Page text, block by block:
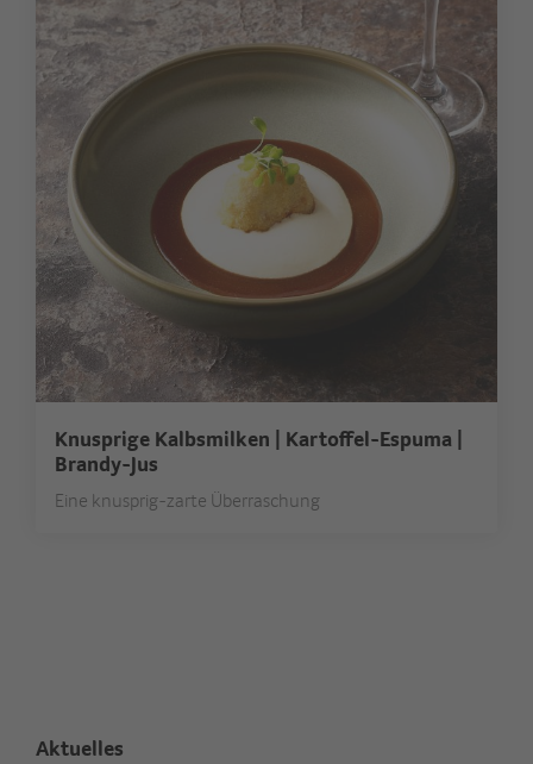
Knusprige Kalbsmilken | Kartoffel-Espuma |
Brandy-Jus
Eine knusprig-zarte Überraschung
Aktuelles